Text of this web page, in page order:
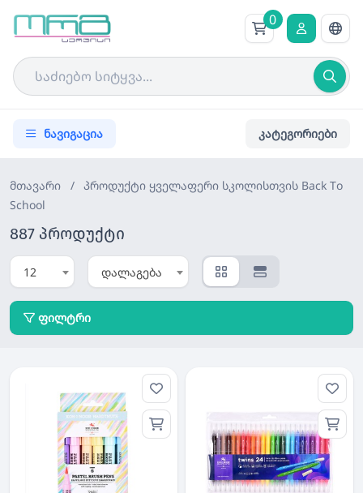
0
ნავიგაცია კატეგორიები
მთავარი / პროდუქტი ყველაფერი სკოლისთვის Back To
School
887 პროდუქტი
12 დალაგება
ფილტრი